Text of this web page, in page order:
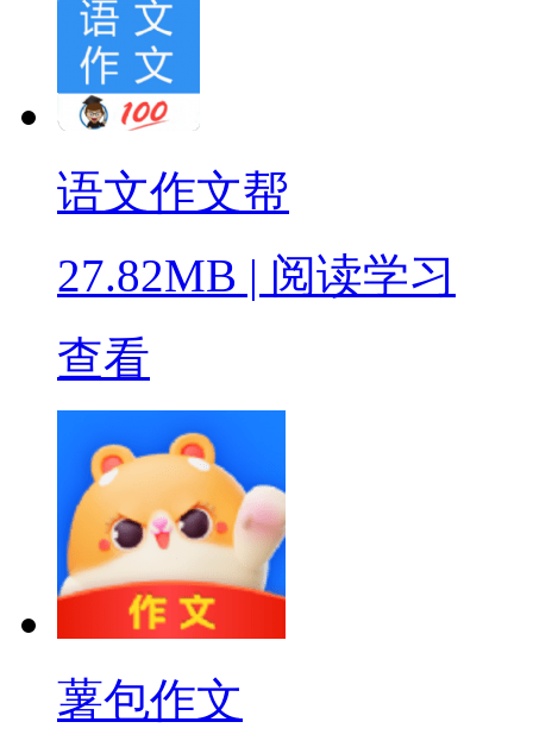
语文作文帮
27.82MB | 阅读学习
查看
薯包作文